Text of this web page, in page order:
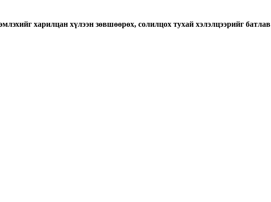
харилцан хүлээн зөвшөөрөх, солилцох тухай хэлэлцээрийг батлав